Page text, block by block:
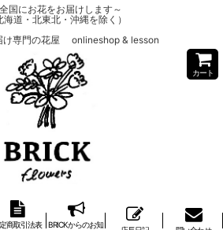
にお花をお届けします～
・北東北・沖縄を除く）
け専門の花屋 onlineshop & lesson
カート
商取引法表
BRICKからのお知